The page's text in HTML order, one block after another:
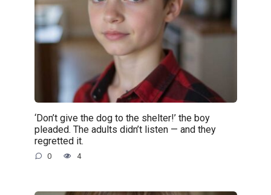
‘Don’t give the dog to the shelter!’ the boy
pleaded. The adults didn’t listen — and they
regretted it.
0 4